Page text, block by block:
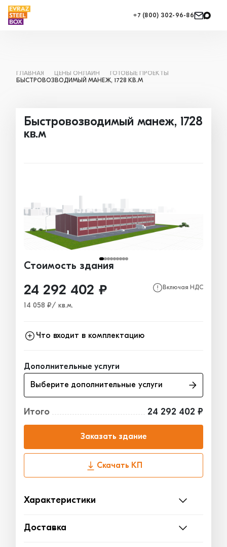
+7 (800) 302-96-86
ГЛАВНАЯ ЦЕНЫ ОНЛАЙН
ГОТОВЫЕ ПРОЕКТЫ
БЫСТРОВОЗВОДИМЫЙ МАНЕЖ, 1728 КВ.М
Быстровозводимый манеж, 1728
кв.м
Стоимость здания
24 292 402 ₽ Включая НДС
14 058 ₽/ кв.м.
Что входит в комплектацию
Ограждающие конструкции 11 182 933₽
Окна, двери, ворота 1 150 813₽
Дополнительные услуги
Выберите дополнительные услуги
Итого 24 292 402 ₽
Заказать здание
Скачать КП
Характеристики
Доставка